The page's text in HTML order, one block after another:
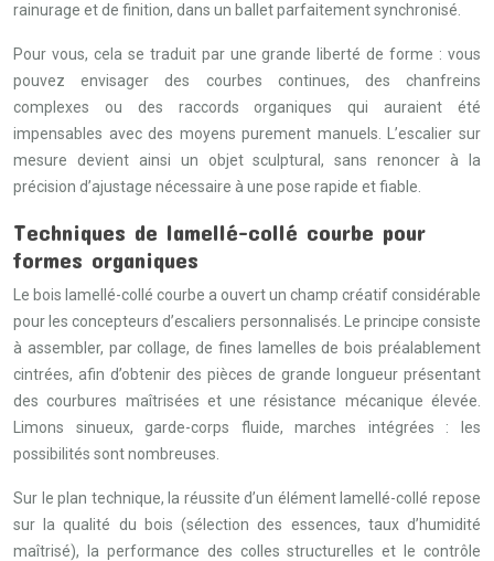
rainurage et de finition, dans un ballet parfaitement synchronisé.
Pour vous, cela se traduit par une grande liberté de forme : vous
pouvez envisager des courbes continues, des chanfreins
complexes ou des raccords organiques qui auraient été
impensables avec des moyens purement manuels. L’escalier sur
mesure devient ainsi un objet sculptural, sans renoncer à la
précision d’ajustage nécessaire à une pose rapide et fiable.
Techniques de lamellé-collé courbe pour
formes organiques
Le bois lamellé-collé courbe a ouvert un champ créatif considérable
pour les concepteurs d’escaliers personnalisés. Le principe consiste
à assembler, par collage, de fines lamelles de bois préalablement
cintrées, afin d’obtenir des pièces de grande longueur présentant
des courbures maîtrisées et une résistance mécanique élevée.
Limons sinueux, garde-corps fluide, marches intégrées : les
possibilités sont nombreuses.
Sur le plan technique, la réussite d’un élément lamellé-collé repose
sur la qualité du bois (sélection des essences, taux d’humidité
maîtrisé), la performance des colles structurelles et le contrôle